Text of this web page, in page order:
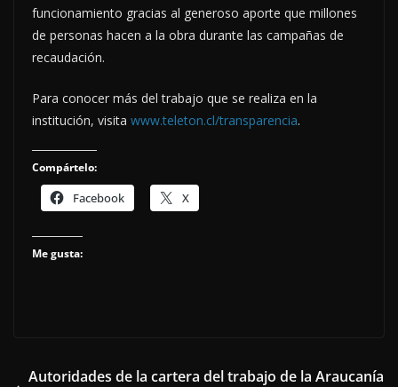
funcionamiento gracias al generoso aporte que millones
de personas hacen a la obra durante las campañas de
recaudación.
Para conocer más del trabajo que se realiza en la
institución, visita www.teleton.cl/transparencia.
Compártelo:
Facebook X
Me gusta:
Autoridades de la cartera del trabajo de la Araucanía